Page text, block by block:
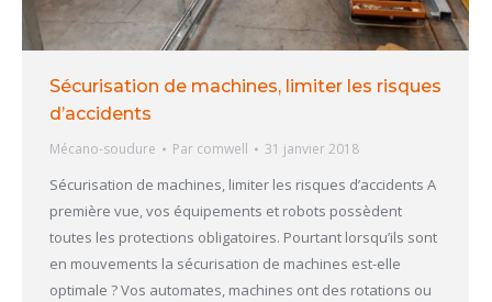
Sécurisation de machines, limiter les risques
d’accidents
Mécano-soudure Par comwell 31 janvier 2018
Sécurisation de machines, limiter les risques d’accidents A
première vue, vos équipements et robots possèdent
toutes les protections obligatoires. Pourtant lorsqu’ils sont
en mouvements la sécurisation de machines est-elle
optimale ? Vos automates, machines ont des rotations ou